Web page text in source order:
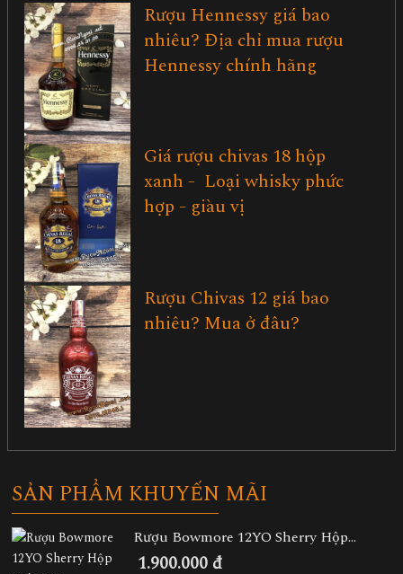
Rượu Hennessy giá bao
nhiêu? Địa chỉ mua rượu
Hennessy chính hãng
Giá rượu chivas 18 hộp
xanh - Loại whisky phức
hợp - giàu vị
Rượu Chivas 12 giá bao
nhiêu? Mua ở đâu?
SẢN PHẨM KHUYẾN MÃI
Rượu Bowmore 12YO Sherry Hộp...
1.900.000 đ